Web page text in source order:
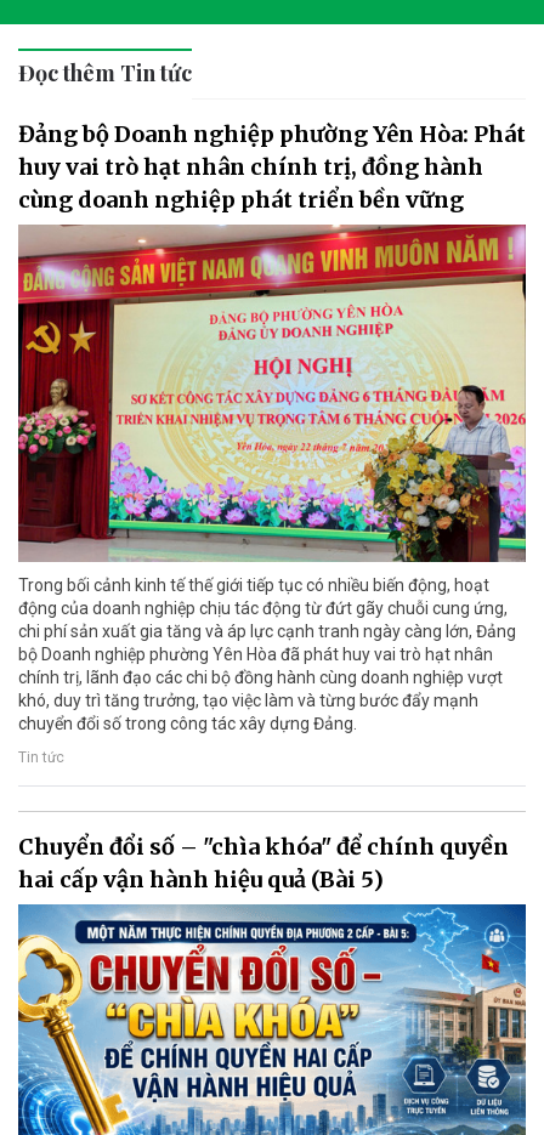
Đọc thêm Tin tức
Đảng bộ Doanh nghiệp phường Yên Hòa: Phát
huy vai trò hạt nhân chính trị, đồng hành
cùng doanh nghiệp phát triển bền vững
Trong bối cảnh kinh tế thế giới tiếp tục có nhiều biến động, hoạt
động của doanh nghiệp chịu tác động từ đứt gãy chuỗi cung ứng,
chi phí sản xuất gia tăng và áp lực cạnh tranh ngày càng lớn, Đảng
bộ Doanh nghiệp phường Yên Hòa đã phát huy vai trò hạt nhân
chính trị, lãnh đạo các chi bộ đồng hành cùng doanh nghiệp vượt
khó, duy trì tăng trưởng, tạo việc làm và từng bước đẩy mạnh
chuyển đổi số trong công tác xây dựng Đảng.
Tin tức
Chuyển đổi số – "chìa khóa" để chính quyền
hai cấp vận hành hiệu quả (Bài 5)